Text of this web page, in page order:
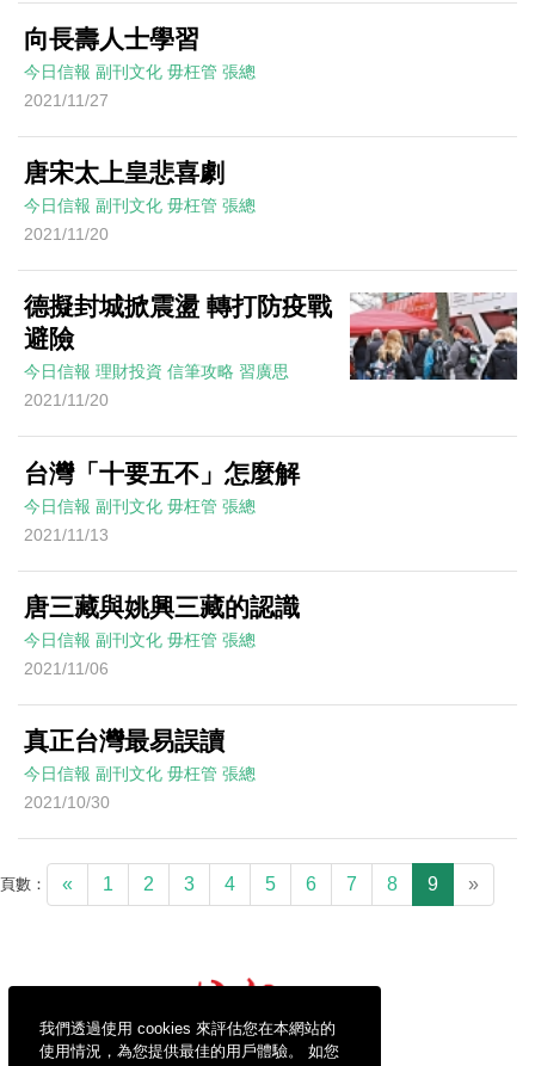
我們透過使用 cookies 來評估您在本網站的
使用情況，為您提供最佳的用戶體驗。 如您
向長壽人士學習
今日信報 副刊文化 毋枉管 張總
2021/11/27
唐宋太上皇悲喜劇
今日信報 副刊文化 毋枉管 張總
2021/11/20
德擬封城掀震盪 轉打防疫戰
避險
今日信報 理財投資 信筆攻略 習廣思
2021/11/20
台灣「十要五不」怎麼解
今日信報 副刊文化 毋枉管 張總
2021/11/13
唐三藏與姚興三藏的認識
今日信報 副刊文化 毋枉管 張總
2021/11/06
真正台灣最易誤讀
今日信報 副刊文化 毋枉管 張總
2021/10/30
頁數： « 1 2 3 4 5 6 7 8 9 »